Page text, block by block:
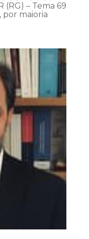
(RG) – Tema 69
por maioria